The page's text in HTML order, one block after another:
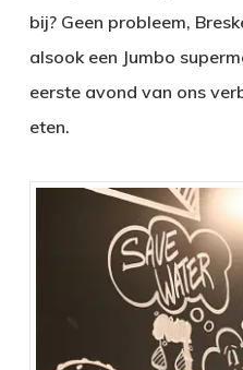
bij? Geen probleem,
alsook een Jumbo
eerste avond van ons
eten.